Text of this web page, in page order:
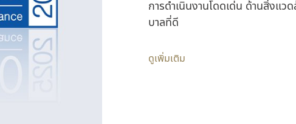
การดำเนินงานโดดเด่น ด้านสิ่งแ
บาลที่ดี
ดูเพิ่มเติม